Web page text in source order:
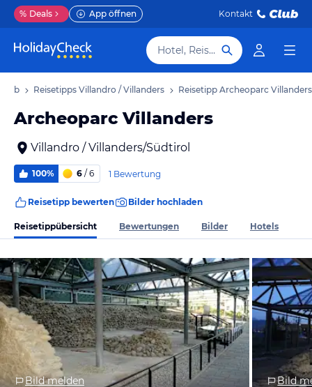
% Deals App öffnen Kontakt
Hotel, Reiseziel
Reisetipps Villandro / Villanders Reisetipp Archeoparc Villanders
Archeoparc Villanders
Villandro / Villanders/Südtirol
100% 6 / 6 1 Bewertung
Reisetipp bewerten Bilder hochladen
Reisetippübersicht Bewertungen Bilder Hotels
Bild melden Bild